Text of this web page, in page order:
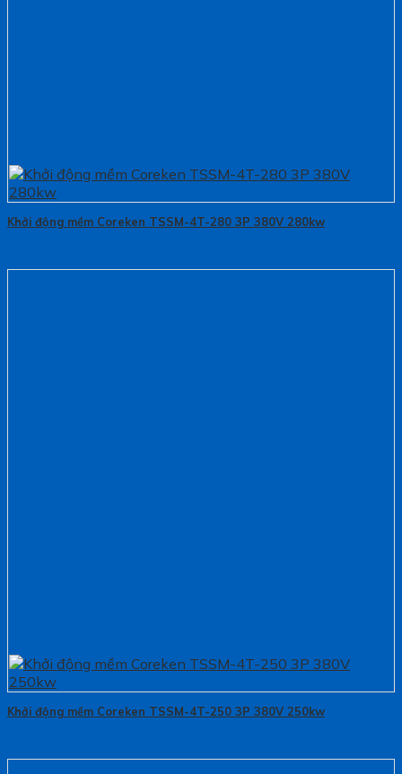
Khởi động mềm Coreken TSSM-4T-280 3P 380V 280kw
Khởi động mềm Coreken TSSM-4T-250 3P 380V 250kw